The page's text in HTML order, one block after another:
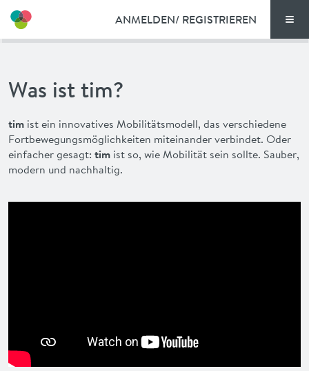
VORTEILE
FAQ
ANMELDEN/ REGISTRIEREN
Was ist tim?
tim ist ein innovatives Mobilitätsmodell, das verschiedene
Fortbewegungsmöglichkeiten miteinander verbindet. Oder
einfacher gesagt: tim ist so, wie Mobilität sein sollte. Sauber,
modern und nachhaltig.